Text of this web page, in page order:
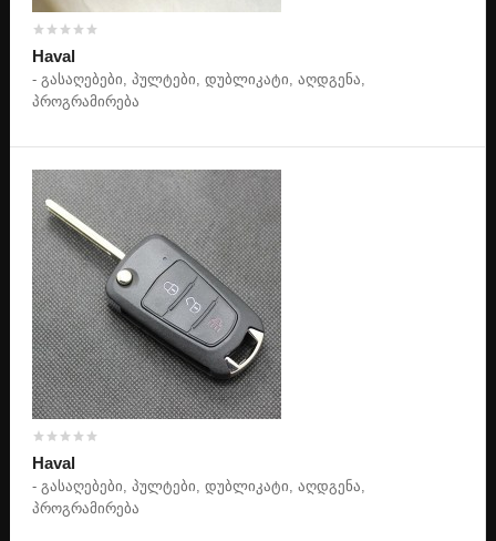
Haval
- გასაღებები, პულტები, დუბლიკატი, აღდგენა,
პროგრამირება
Haval
- გასაღებები, პულტები, დუბლიკატი, აღდგენა,
პროგრამირება